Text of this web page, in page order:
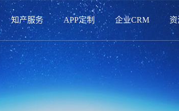
知产服务 APP定制 企业CRM